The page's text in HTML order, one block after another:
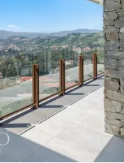
som
öarna och de
trädgården på
integrerad i
på båda
genom
där terrasserna